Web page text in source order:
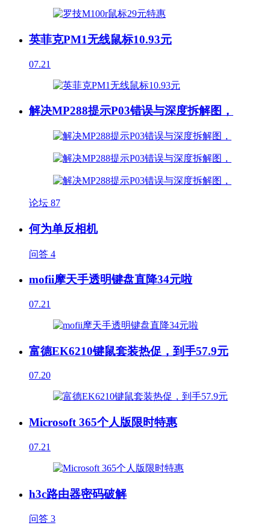
英菲克PM1无线鼠标10.93元
07.21
解决MP288提示P03错误与深度拆解图，
论坛 87
何为单反相机
问答 4
mofii摩天手透明键盘直降34元啦
07.21
富德EK6210键鼠套装热促，到手57.9元
07.20
Microsoft 365个人版限时特惠
07.21
h3c路由器密码破解
问答 3